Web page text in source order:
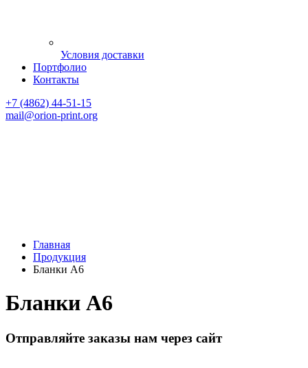
Условия доставки
Портфолио
Контакты
+7 (4862) 44-51-15
mail@orion-print.org
Главная
Продукция
Бланки А6
Бланки А6
Отправляйте заказы нам через сайт